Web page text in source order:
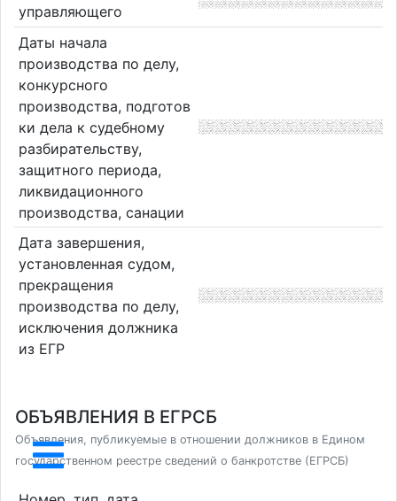
управляющего
Даты начала
производства по делу,
конкурсного
производства, подготов
ки дела к судебному
разбирательству,
защитного периода,
ликвидационного
производства, санации
Дата завершения,
установленная судом,
прекращения
производства по делу,
исключения должника
из ЕГР
ОБЪЯВЛЕНИЯ В ЕГРСБ
Объявления, публикуемые в отношении должников в Едином
государственном реестре сведений о банкротстве (ЕГРСБ)